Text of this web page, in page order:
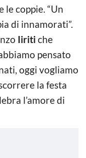
coppie. “Un
di innamorati”.
Iiriti che
pensato
oggi vogliamo
la festa
l’amore di